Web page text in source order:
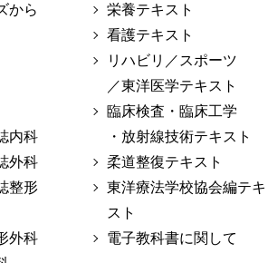
から
内科
外科
整形
外科
栄養テキスト
看護テキスト
リハビリ／スポーツ
／東洋医学テキスト
臨床検査・臨床工学
・放射線技術テキスト
柔道整復テキスト
東洋療法学校協会編テキ
スト
電子教科書に関して